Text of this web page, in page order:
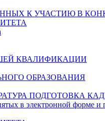
К УЧАСТИЮ В
КВАЛИФИКАЦИИ
ОБРАЗОВАНИЯ
ПОДГОТОВКА
в электронной форме и